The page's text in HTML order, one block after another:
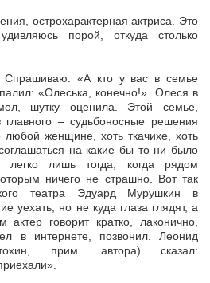
острохарактерная актриса. Это
порой, откуда столько
«А кто у вас в семье
«Олеська, конечно!». Олеся в
шутку оценила. Этой семье,
– судьбоносные решения
женщине, хоть ткачихе, хоть
на какие бы то ни было
легко лишь тогда, когда рядом
ничего не страшно. Вот так
театра Эдуард Мурушкин в
уехать, но не куда глаза глядят, а
актер говорит кратко, лаконично,
в интернете, позвонил. Леонид
прим. автора) сказал: